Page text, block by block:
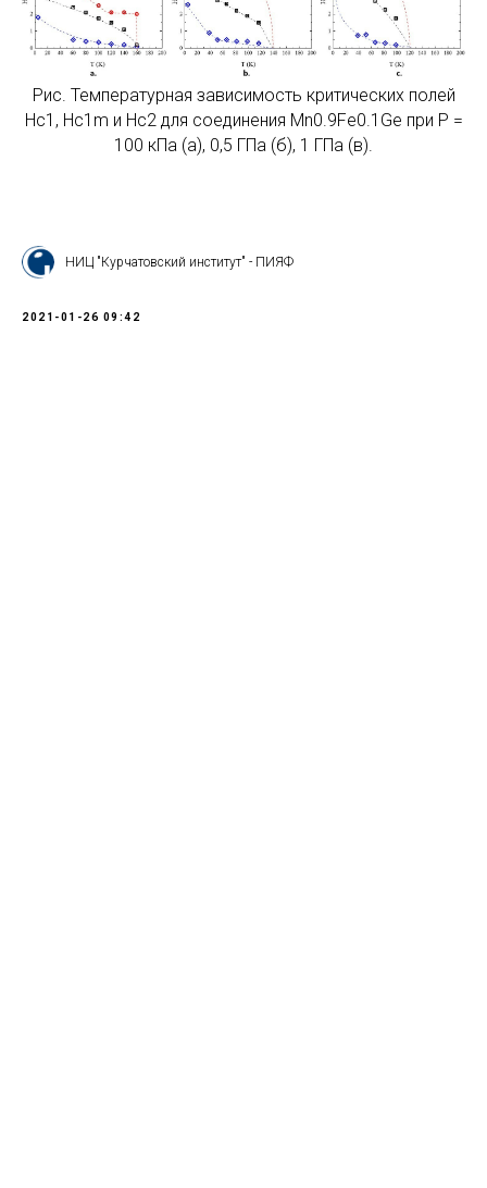
Рис. Температурная зависимость критических полей
Hc1, Hc1m и Hc2 для соединения Mn0.9Fe0.1Ge при P =
100 кПа (а), 0,5 ГПа (б), 1 ГПа (в).
НИЦ "Курчатовский институт" - ПИЯФ
2021-01-26 09:42